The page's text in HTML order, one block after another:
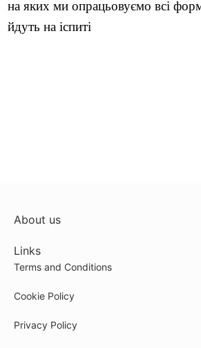
на яких ми опрацьовуємо всі
йдуть на іспиті
About us
Links
Terms and Conditions
Cookie Policy
Privacy Policy